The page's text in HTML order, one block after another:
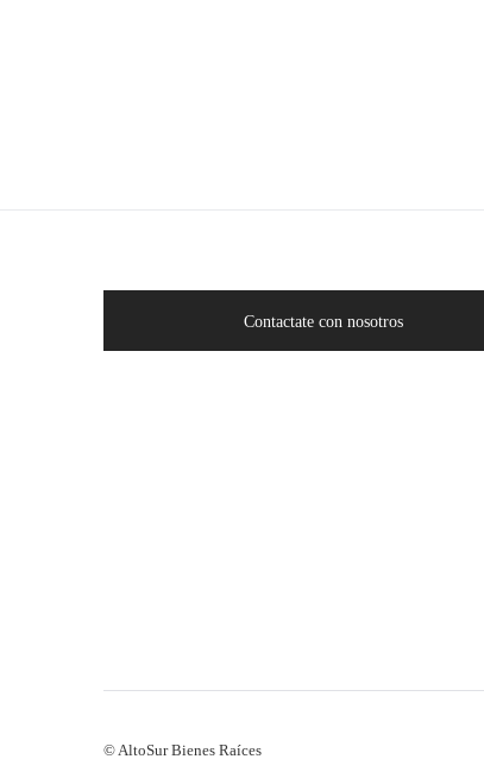
Contactate con nosotros
© AltoSur Bienes Raíces